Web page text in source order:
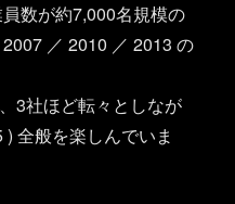
数が約7,000名規模の
／ 2010 ／ 2013 の
3社ほど転々としなが
全般を楽しんでいま